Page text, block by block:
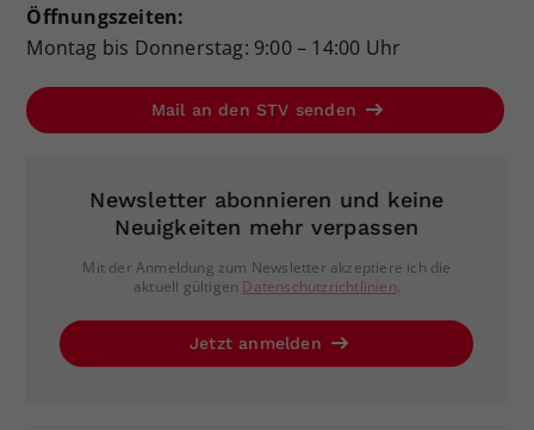
Öffnungszeiten:
Montag bis Donnerstag: 9:00 – 14:00 Uhr
Mail an den STV senden
Newsletter abonnieren und keine
Neuigkeiten mehr verpassen
Mit der Anmeldung zum Newsletter akzeptiere ich die
aktuell gültigen Datenschutzrichtlinien.
Jetzt anmelden